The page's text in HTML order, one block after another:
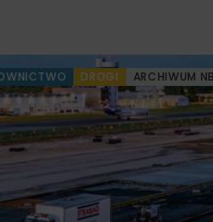
DROGI ARCHIWUM